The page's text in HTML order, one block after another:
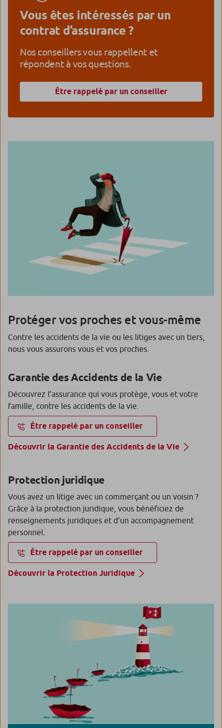
Vous êtes intéressés par un
contrat d’assurance ?
Nos conseillers vous rappellent et
répondent à vos questions.
Être rappelé par un conseiller
Protéger vos proches et vous-même
Contre les accidents de la vie ou les litiges avec un tiers,
nous vous assurons vous et vos proches.
Garantie des Accidents de la Vie
Découvrez l’assurance qui vous protège, vous et votre
famille, contre les accidents de la vie.
Être rappelé par un conseiller
Découvrir la Garantie des Accidents de la Vie
Protection juridique
Vous avez un litige avec un commerçant ou un voisin ?
Grâce à la protection juridique, vous bénéficiez de
renseignements juridiques et d’un accompagnement
personnel.
Être rappelé par un conseiller
Découvrir la Protection Juridique